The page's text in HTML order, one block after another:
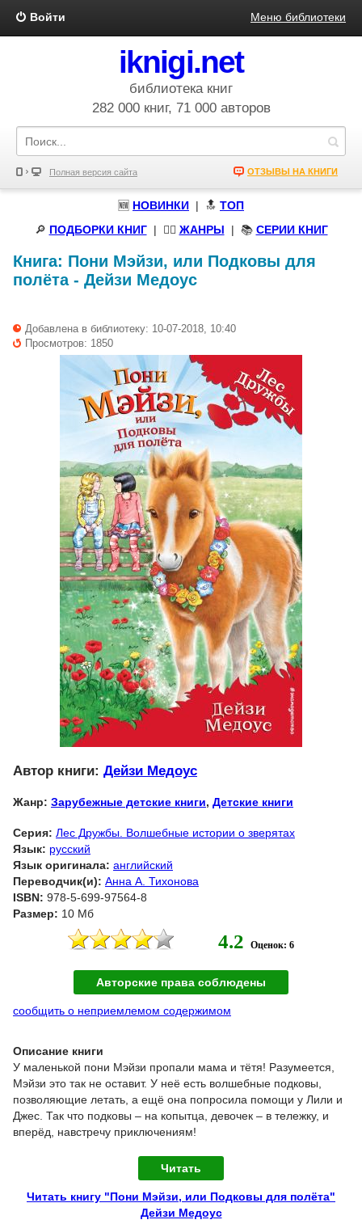
Войти Меню библиотеки
iknigi.net
библиотека книг
282 000 книг, 71 000 авторов
Полная версия сайта ОТЗЫВЫ НА КНИГИ
🆕 НОВИНКИ | 🔝 ТОП
🔎 ПОДБОРКИ КНИГ| 🧝‍♀️ ЖАНРЫ | 📚 СЕРИИ КНИГ
Книга: Пони Мэйзи, или Подковы для
полёта- Дейзи Медоус
Добавлена в библиотеку: 10-07-2018, 10:40
Просмотров: 1850
Автор книги: Дейзи Медоус
Жанр: Зарубежные детские книги, Детские книги
Серия: Лес Дружбы. Волшебные истории о зверятах
Язык: русский
Язык оригинала: английский
Переводчик(и): Анна А. Тихонова
ISBN: 978-5-699-97564-8
Размер: 10 Мб
4.2 Оценок: 6
Авторские права соблюдены
сообщить о неприемлемом содержимом
Описание книги
У маленькой пони Мэйзи пропали мама и тётя! Разумеется,
Мэйзи это так не оставит. У неё есть волшебные подковы,
позволяющие летать, а ещё она попросила помощи у Лили и
Джес. Так что подковы – на копытца, девочек – в тележку, и
вперёд, навстречу приключениям!
Читать
Читать книгу "Пони Мэйзи, или Подковы для полёта"
Дейзи Медоус